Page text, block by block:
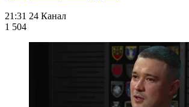
21:31 24 Канал
1 504